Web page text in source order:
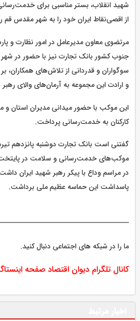
شهید انقلاب، بستر مناسبی برای خدمت‌رسانی
از اقصی‌نقاط ایران خود را به شهر مقدس قم
مرتضوی معاون مدیرعامل در امور نظارت و
جنوب کشور بانک تجارت نیز با حضور در
سوگواران و قدردانی از تلاش‌های
و ارادت این مجموعه به آرمان‌های والای
کارکنان به خدمت‌رسانی پرداخت.
گفتنی است بانک تجارت دوشنبه پانزدهم
موکب‌های خدمت‌رسانی و سلامت در
در مراسم وداع با پیکر رهبر شهید ایران
پاسداشت این حماسه عظیم ملی برداشت.
ما را در شبکه های اجتماعی دنبال کنید.
کانال تلگرام دیوان اقتصاد صفحه